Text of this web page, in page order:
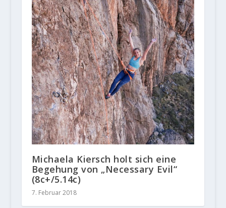
Michaela Kiersch holt sich eine
Begehung von „Necessary Evil“
(8c+/5.14c)
7. Februar 2018